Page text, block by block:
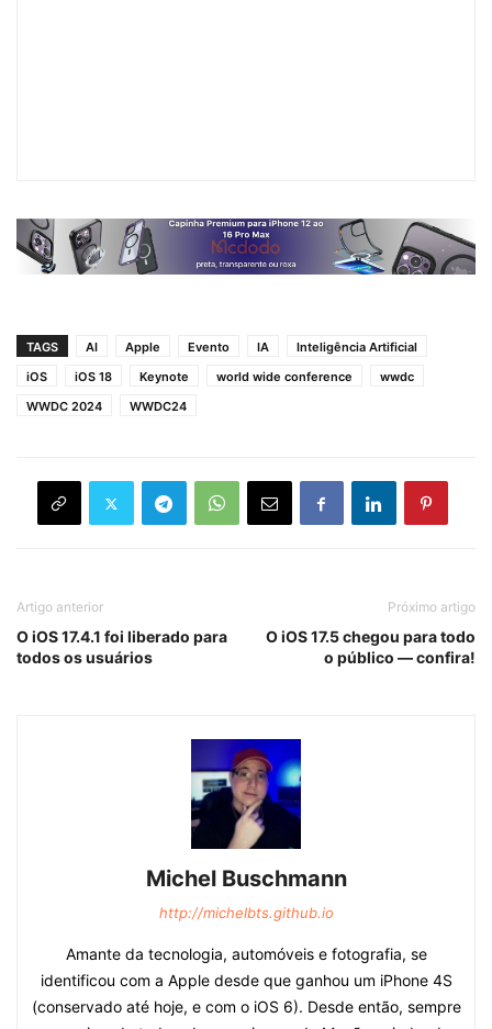
TAGS AI Apple Evento IA
Inteligência Artificial
iOS
iOS 18 Keynote world wide conference
wwdc
WWDC 2024
WWDC24
Artigo anterior
O iOS 17.4.1 foi liberado para
todos os usuários
Próximo artigo
O iOS 17.5 chegou para todo
o público — confira!
Michel Buschmann
http://michelbts.github.io
Amante da tecnologia, automóveis e fotografia, se
identificou com a Apple desde que ganhou um iPhone 4S
(conservado até hoje, e com o iOS 6). Desde então, sempre